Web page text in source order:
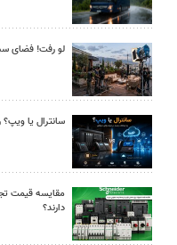
لو رفت! فضای
سانترال یا
مقایسه قیمت
دارند؟